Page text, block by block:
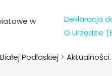
w
Deklaracja
O Urzędzie
Podlaskiej > Aktualności.